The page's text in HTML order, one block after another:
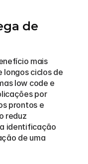
de
mais
longos ciclos de
low code e
por
prontos e
reduz
identificação
de uma